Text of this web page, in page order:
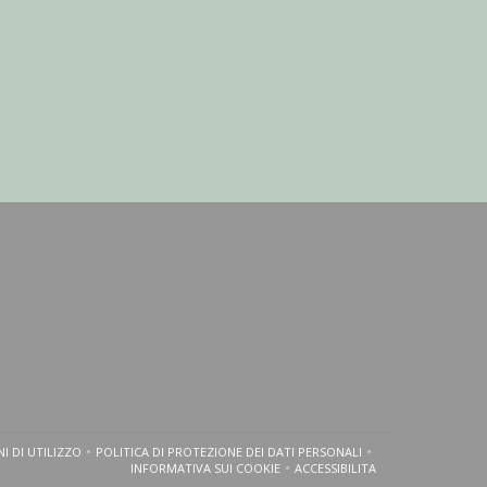
FINESTRA))
DI UTILIZZO
((APRE UNA NUOVA FINESTRA))
POLITICA DI PROTEZIONE DEI DATI PERSONALI
((APRE UNA NUOVA FINESTRA))
INFORMATIVA SUI COOKIE((APRE UNA NUOVA FINESTRA))
ACCESSIBILITA((APRE UNA NUOVA